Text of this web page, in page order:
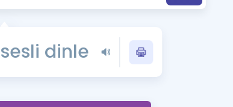
Blog
YDS - YÖKDİL Tüm Sınavlarla İlgili Haberler
İngilizce Gramer
sesli dinle